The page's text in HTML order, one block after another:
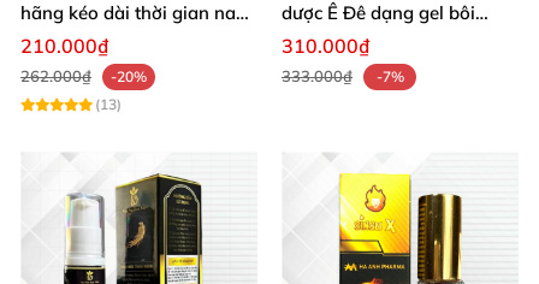
hãng kéo dài thời gian nam
giới an toàn
210.000₫
262.000₫
-20%
(13)
dược Ê Đê dạng gel bôi
chính hãng giá rẻ
310.000₫
333.000₫ -7%